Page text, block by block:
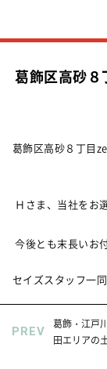
会社案内
お知らせ
スタッフブロ
耐震等級3の家づ
「したまち未来
サイトマップ
葛飾区高砂
葛飾区高砂８丁目
Ｈさま、当社をお
今後とも末長いお
セイズスタッフ一同
PREV
葛飾・江戸
田エリアの